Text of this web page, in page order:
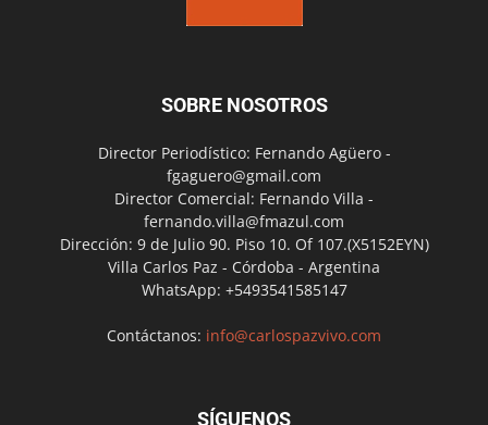
SOBRE NOSOTROS
Director Periodístico: Fernando Agüero -
fgaguero@gmail.com
Director Comercial: Fernando Villa -
fernando.villa@fmazul.com
Dirección: 9 de Julio 90. Piso 10. Of 107.(X5152EYN)
Villa Carlos Paz - Córdoba - Argentina
WhatsApp: +5493541585147
Contáctanos: info@carlospazvivo.com
SÍGUENOS